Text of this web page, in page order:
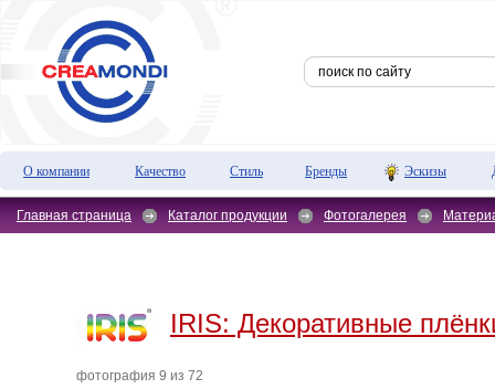
О компании Качество Стиль Бренды Эскизы
Главная страница Каталог продукции Фотогалерея
IRIS: Декоративные
фотография 9 из 72